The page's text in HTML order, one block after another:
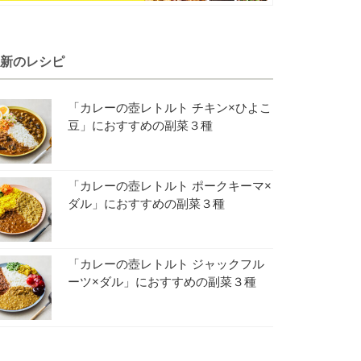
のレシピ
「カレーの壺レトルト チキン×ひよこ
豆」におすすめの副菜３種
「カレーの壺レトルト ポークキーマ×
ダル」におすすめの副菜３種
「カレーの壺レトルト ジャックフル
ーツ×ダル」におすすめの副菜３種